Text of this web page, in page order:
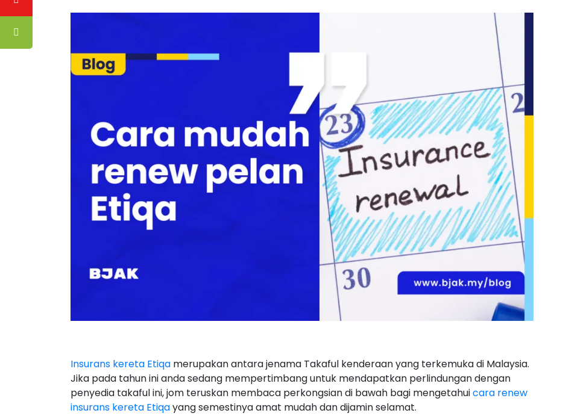
Insurans kereta Etiqa merupakan antara jenama Takaful kenderaan yang terkemuka di Malaysia.
Jika pada tahun ini anda sedang mempertimbang untuk mendapatkan perlindungan dengan
penyedia takaful ini, jom teruskan membaca perkongsian di bawah bagi mengetahuicara renew
insurans kereta Etiqayang semestinya amat mudah dan dijamin selamat.